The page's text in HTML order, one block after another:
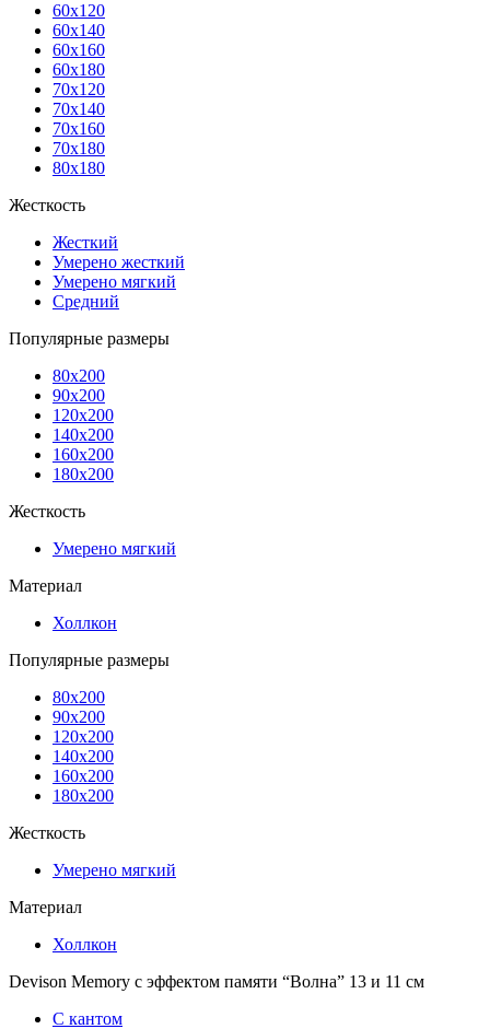
60x120
60x140
60x160
60x180
70x120
70x140
70x160
70x180
80x180
Жесткость
Жесткий
Умерено жесткий
Умерено мягкий
Средний
Популярные размеры
80x200
90x200
120x200
140x200
160x200
180x200
Жесткость
Умерено мягкий
Материал
Холлкон
Популярные размеры
80x200
90x200
120x200
140x200
160x200
180x200
Жесткость
Умерено мягкий
Материал
Холлкон
Devison Memory с эффектом памяти “Волна” 13 и 11 см
С кантом